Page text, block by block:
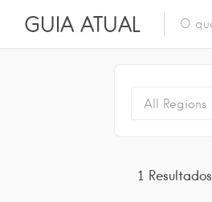
GUIA ATUAL
All Regions
1 Resultados